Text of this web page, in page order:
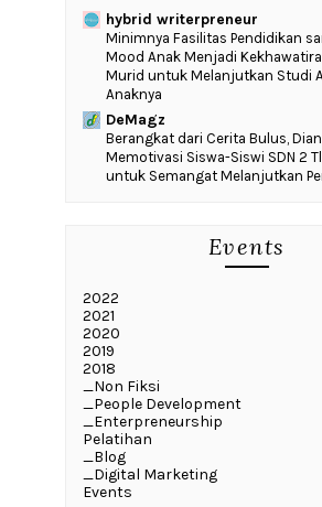
hybrid writerpreneur
‎Minimnya Fasilitas Pendidikan
Mood Anak Menjadi
Murid untuk Melanjutkan Studi
Anaknya
DeMagz
‎Berangkat dari Cerita Bulus,
Memotivasi Siswa-Siswi SDN 2
untuk Semangat Melanjutkan
Events
2022
2021
2020
2019
2018
_Non Fiksi
_People Development
_Enterpreneurship
Pelatihan
_Blog
_Digital Marketing
Events